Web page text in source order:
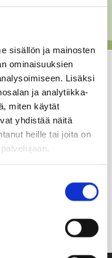
sisällön ja mainosten
ominaisuuksien
Lisäksi
ja analytiikka-
miten käytät
yhdistää näitä
heille tai joita on
– SINILEVÄ
YLEISET ALUEET
havaittu sinileviä, jotka
muuttua verraten
veden ulkonäköä ja,
uimista.